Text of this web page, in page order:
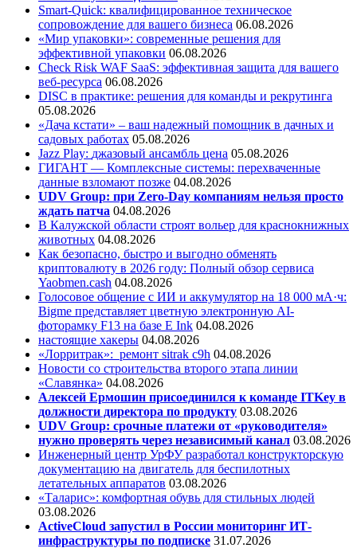
Smart-Quick: квалифицированное техническое
сопровождение для вашего бизнеса 06.08.2026
«Мир упаковки»: современные решения для
эффективной упаковки 06.08.2026
Check Risk WAF SaaS: эффективная защита для вашего
веб-ресурса 06.08.2026
DISC в практике: решения для команды и рекрутинга
05.08.2026
«Дача кстати» – ваш надежный помощник в дачных и
садовых работах 05.08.2026
Jazz Play: джазовый ансамбль цена 05.08.2026
ГИГАНТ — Комплексные системы: перехваченные
данные взломают позже 04.08.2026
UDV Group: при Zero-Day компаниям нельзя просто
ждать патча 04.08.2026
В Калужской области строят вольер для краснокнижных
животных 04.08.2026
Как безопасно, быстро и выгодно обменять
криптовалюту в 2026 году: Полный обзор сервиса
Yaobmen.cash 04.08.2026
Голосовое общение с ИИ и аккумулятор на 18 000 мА·ч:
Bigme представляет цветную электронную AI-
фоторамку F13 на базе E Ink 04.08.2026
настоящие хакеры 04.08.2026
«Лорритрак»: ремонт sitrak c9h 04.08.2026
Новости со строительства второго этапа линии
«Славянка» 04.08.2026
Алексей Ермошин присоединился к команде ITKey в
должности директора по продукту 03.08.2026
UDV Group: срочные платежи от «руководителя»
нужно проверять через независимый канал 03.08.2026
Инженерный центр УрФУ разработал конструкторскую
документацию на двигатель для беспилотных
летательных аппаратов 03.08.2026
«Таларис»: комфортная обувь для стильных людей
03.08.2026
ActiveCloud запустил в России мониторинг ИТ-
инфраструктуры по подписке 31.07.2026